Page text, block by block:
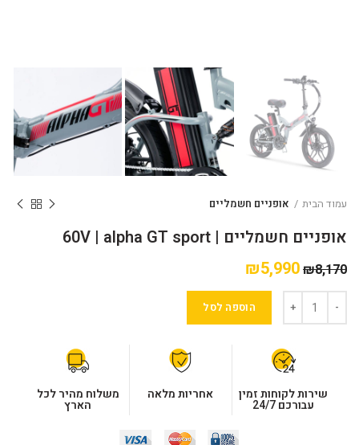
עמוד הבית אופניים חשמליים
אופניים חשמליים | 60V | alpha GT sport
₪8,170
₪5,990
הוספה לסל
שירות לקוחות זמין
עבורכם 24/7
אחריות מלאה משלוח מהיר לכל
הארץ